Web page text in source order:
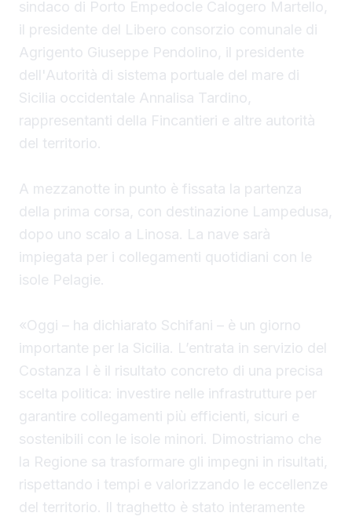
sindaco di Porto Empedocle Calogero Martello,
il presidente del Libero consorzio comunale di
Agrigento Giuseppe Pendolino, il presidente
dell'Autorità di sistema portuale del mare di
Sicilia occidentale Annalisa Tardino,
rappresentanti della Fincantieri e altre autorità
del territorio.
A mezzanotte in punto è fissata la partenza
della prima corsa, con destinazione Lampedusa,
dopo uno scalo a Linosa. La nave sarà
impiegata per i collegamenti quotidiani con le
isole Pelagie.
«Oggi – ha dichiarato Schifani – è un giorno
importante per la Sicilia. L’entrata in servizio del
Costanza I è il risultato concreto di una precisa
scelta politica: investire nelle infrastrutture per
garantire collegamenti più efficienti, sicuri e
sostenibili con le isole minori. Dimostriamo che
la Regione sa trasformare gli impegni in risultati,
rispettando i tempi e valorizzando le eccellenze
del territorio. Il traghetto è stato interamente